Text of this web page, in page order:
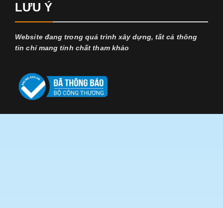
LƯU Ý
Website đang trong quá trình xây dựng, tất cả thông
tin chỉ mang tính chất tham khảo